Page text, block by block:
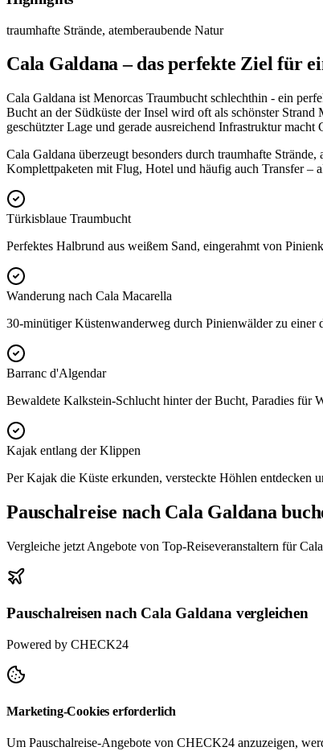
traumhafte Strände, atemberaubende Natur
Cala Galdana – das perfekte Ziel für
Cala Galdana ist Menorcas Traumbucht schlechthin - ein
Bucht an der Südküste der Insel wird oft als schönster
geschützter Lage und gerade ausreichend Infrastruktur
Cala Galdana überzeugt besonders durch traumhafte
Komplettpaketen mit Flug, Hotel und häufig auch Transfer –
Türkisblaue Traumbucht
Perfektes Halbrund aus weißem Sand, eingerahmt von
Wanderung nach Cala Macarella
30-minütiger Küstenwanderweg durch Pinienwälder zu einer
Barranc d'Algendar
Bewaldete Kalkstein-Schlucht hinter der Bucht, Paradies für
Kajak entlang der Klippen
Per Kajak die Küste erkunden, versteckte Höhlen entdecken
Pauschalreise nach Cala Galdana
Vergleiche jetzt Angebote von Top-Reiseveranstaltern für
Pauschalreisen nach Cala Galdana vergleichen
Powered by CHECK24
Marketing-Cookies erforderlich
Um Pauschalreise-Angebote von CHECK24 anzuzeigen,